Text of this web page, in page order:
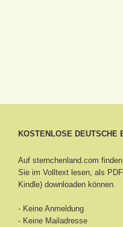
KOSTENLOSE DEUTSCHE
Auf sternchenland.com
Sie im Volltext lesen, als
Kindle) downloaden können.
- Keine Anmeldung
- Keine Mailadresse